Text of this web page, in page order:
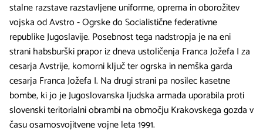
stalne razstave razstavljene uniforme, oprema in oborožitev
vojska od Avstro - Ogrske do Socialistične federativne
republike Jugoslavije. Posebnost tega nadstropja je na eni
strani habsburški prapor iz dneva ustoličenja Franca Jožefa I za
cesarja Avstrije, komorni ključ ter ogrska in nemška garda
cesarja Franca Jožefa I. Na drugi strani pa nosilec kasetne
bombe, ki jo je Jugoslovanska ljudska armada uporabila proti
slovenski teritorialni obrambi na območju Krakovskega gozda v
času osamosvojitvene vojne leta 1991.